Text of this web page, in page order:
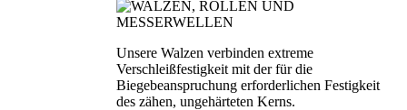
Unsere Walzen verbinden extreme
Verschleißfestigkeit mit der für die
Biegebeanspruchung erforderlichen Festigkeit
des zähen, ungehärteten Kerns.